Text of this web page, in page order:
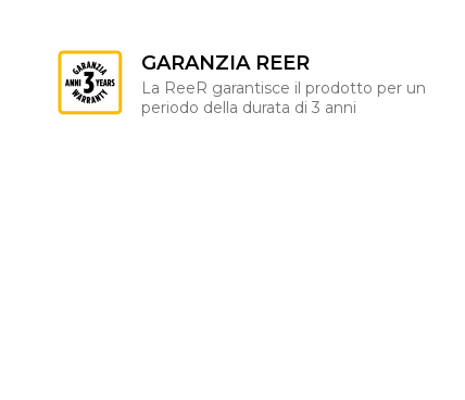
GARANZIA REER
La ReeR garantisce il prodotto per un
periodo della durata di 3 anni